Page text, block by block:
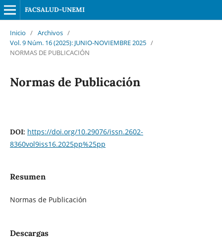
FACSALUD-UNEMI
Inicio / Archivos /
Vol. 9 Núm. 16 (2025): JUNIO-NOVIEMBRE 2025 /
NORMAS DE PUBLICACIÓN
Normas de Publicación
DOI: https://doi.org/10.29076/issn.2602-
8360vol9iss16.2025pp%25pp
Resumen
Normas de Publicación
Descargas